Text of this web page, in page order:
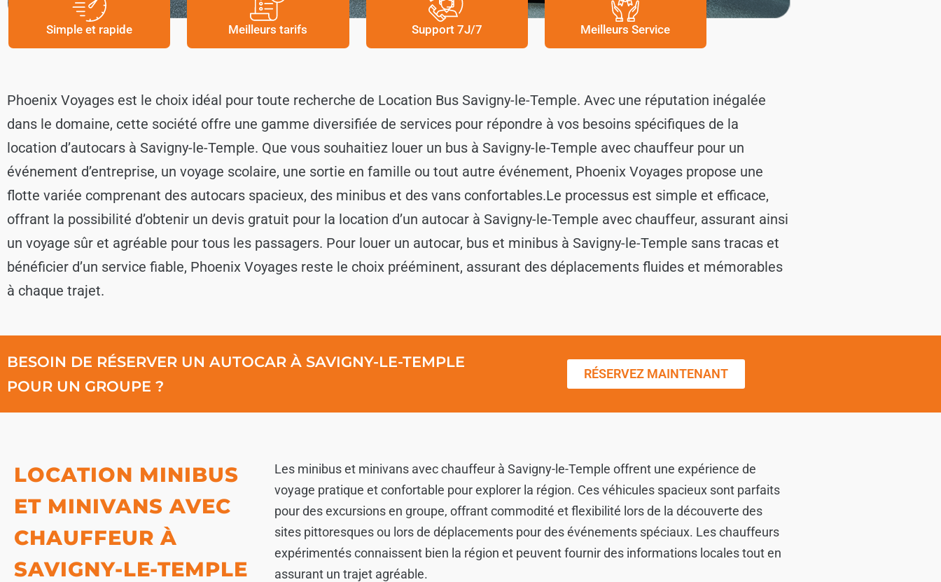
Simple et rapide Meilleurs tarifs Support 7J/7 Meilleurs Service
Phoenix Voyages est le choix idéal pour toute recherche de Location Bus Savigny-le-Temple. Avec une réputation inégalée
dans le domaine, cette société offre une gamme diversifiée de services pour répondre à vos besoins spécifiques de la
location d’autocars à Savigny-le-Temple. Que vous souhaitiez louer un bus à Savigny-le-Temple avec chauffeur pour un
événement d’entreprise, un voyage scolaire, une sortie en famille ou tout autre événement, Phoenix Voyages propose une
flotte variée comprenant des autocars spacieux, des minibus et des vans confortables.Le processus est simple et efficace,
offrant la possibilité d’obtenir un devis gratuit pour la location d’un autocar à Savigny-le-Temple avec chauffeur, assurant ainsi
un voyage sûr et agréable pour tous les passagers. Pour louer un autocar, bus et minibus à Savigny-le-Temple sans tracas et
bénéficier d’un service fiable, Phoenix Voyages reste le choix prééminent, assurant des déplacements fluides et mémorables
à chaque trajet.
BESOIN DE RÉSERVER UN AUTOCAR À SAVIGNY-LE-TEMPLE
POUR UN GROUPE ?
RÉSERVEZ MAINTENANT
LOCATION MINIBUS
ET MINIVANS AVEC
CHAUFFEUR À
SAVIGNY-LE-TEMPLE
Les minibus et minivans avec chauffeur à Savigny-le-Temple offrent une expérience de
voyage pratique et confortable pour explorer la région. Ces véhicules spacieux sont parfaits
pour des excursions en groupe, offrant commodité et flexibilité lors de la découverte des
sites pittoresques ou lors de déplacements pour des événements spéciaux. Les chauffeurs
expérimentés connaissent bien la région et peuvent fournir des informations locales tout en
assurant un trajet agréable.